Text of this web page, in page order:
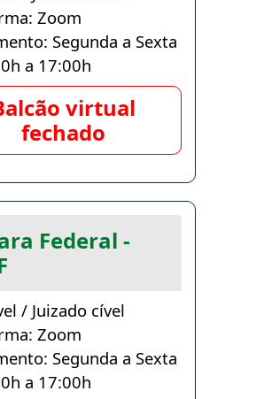
Zoom
Segunda a Sexta
a 17:00h
virtual
fechado
Federal -
/ Juizado cível
Zoom
Segunda a Sexta
a 17:00h